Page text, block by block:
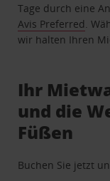
Tage durch eine
Avis Preferred .
wir halten Ihren
Ihr
und die
Füßen
Buchen Sie jetzt